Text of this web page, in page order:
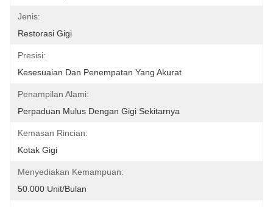
Jenis:
Restorasi Gigi
Presisi:
Kesesuaian Dan Penempatan Yang Akurat
Penampilan Alami:
Perpaduan Mulus Dengan Gigi Sekitarnya
Kemasan Rincian:
Kotak Gigi
Menyediakan Kemampuan:
50.000 Unit/bulan